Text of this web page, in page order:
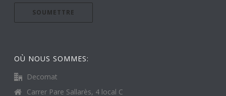
OÙ NOUS SOMMES:
Decomat
Carrer Pare Sallarès, 4 local C